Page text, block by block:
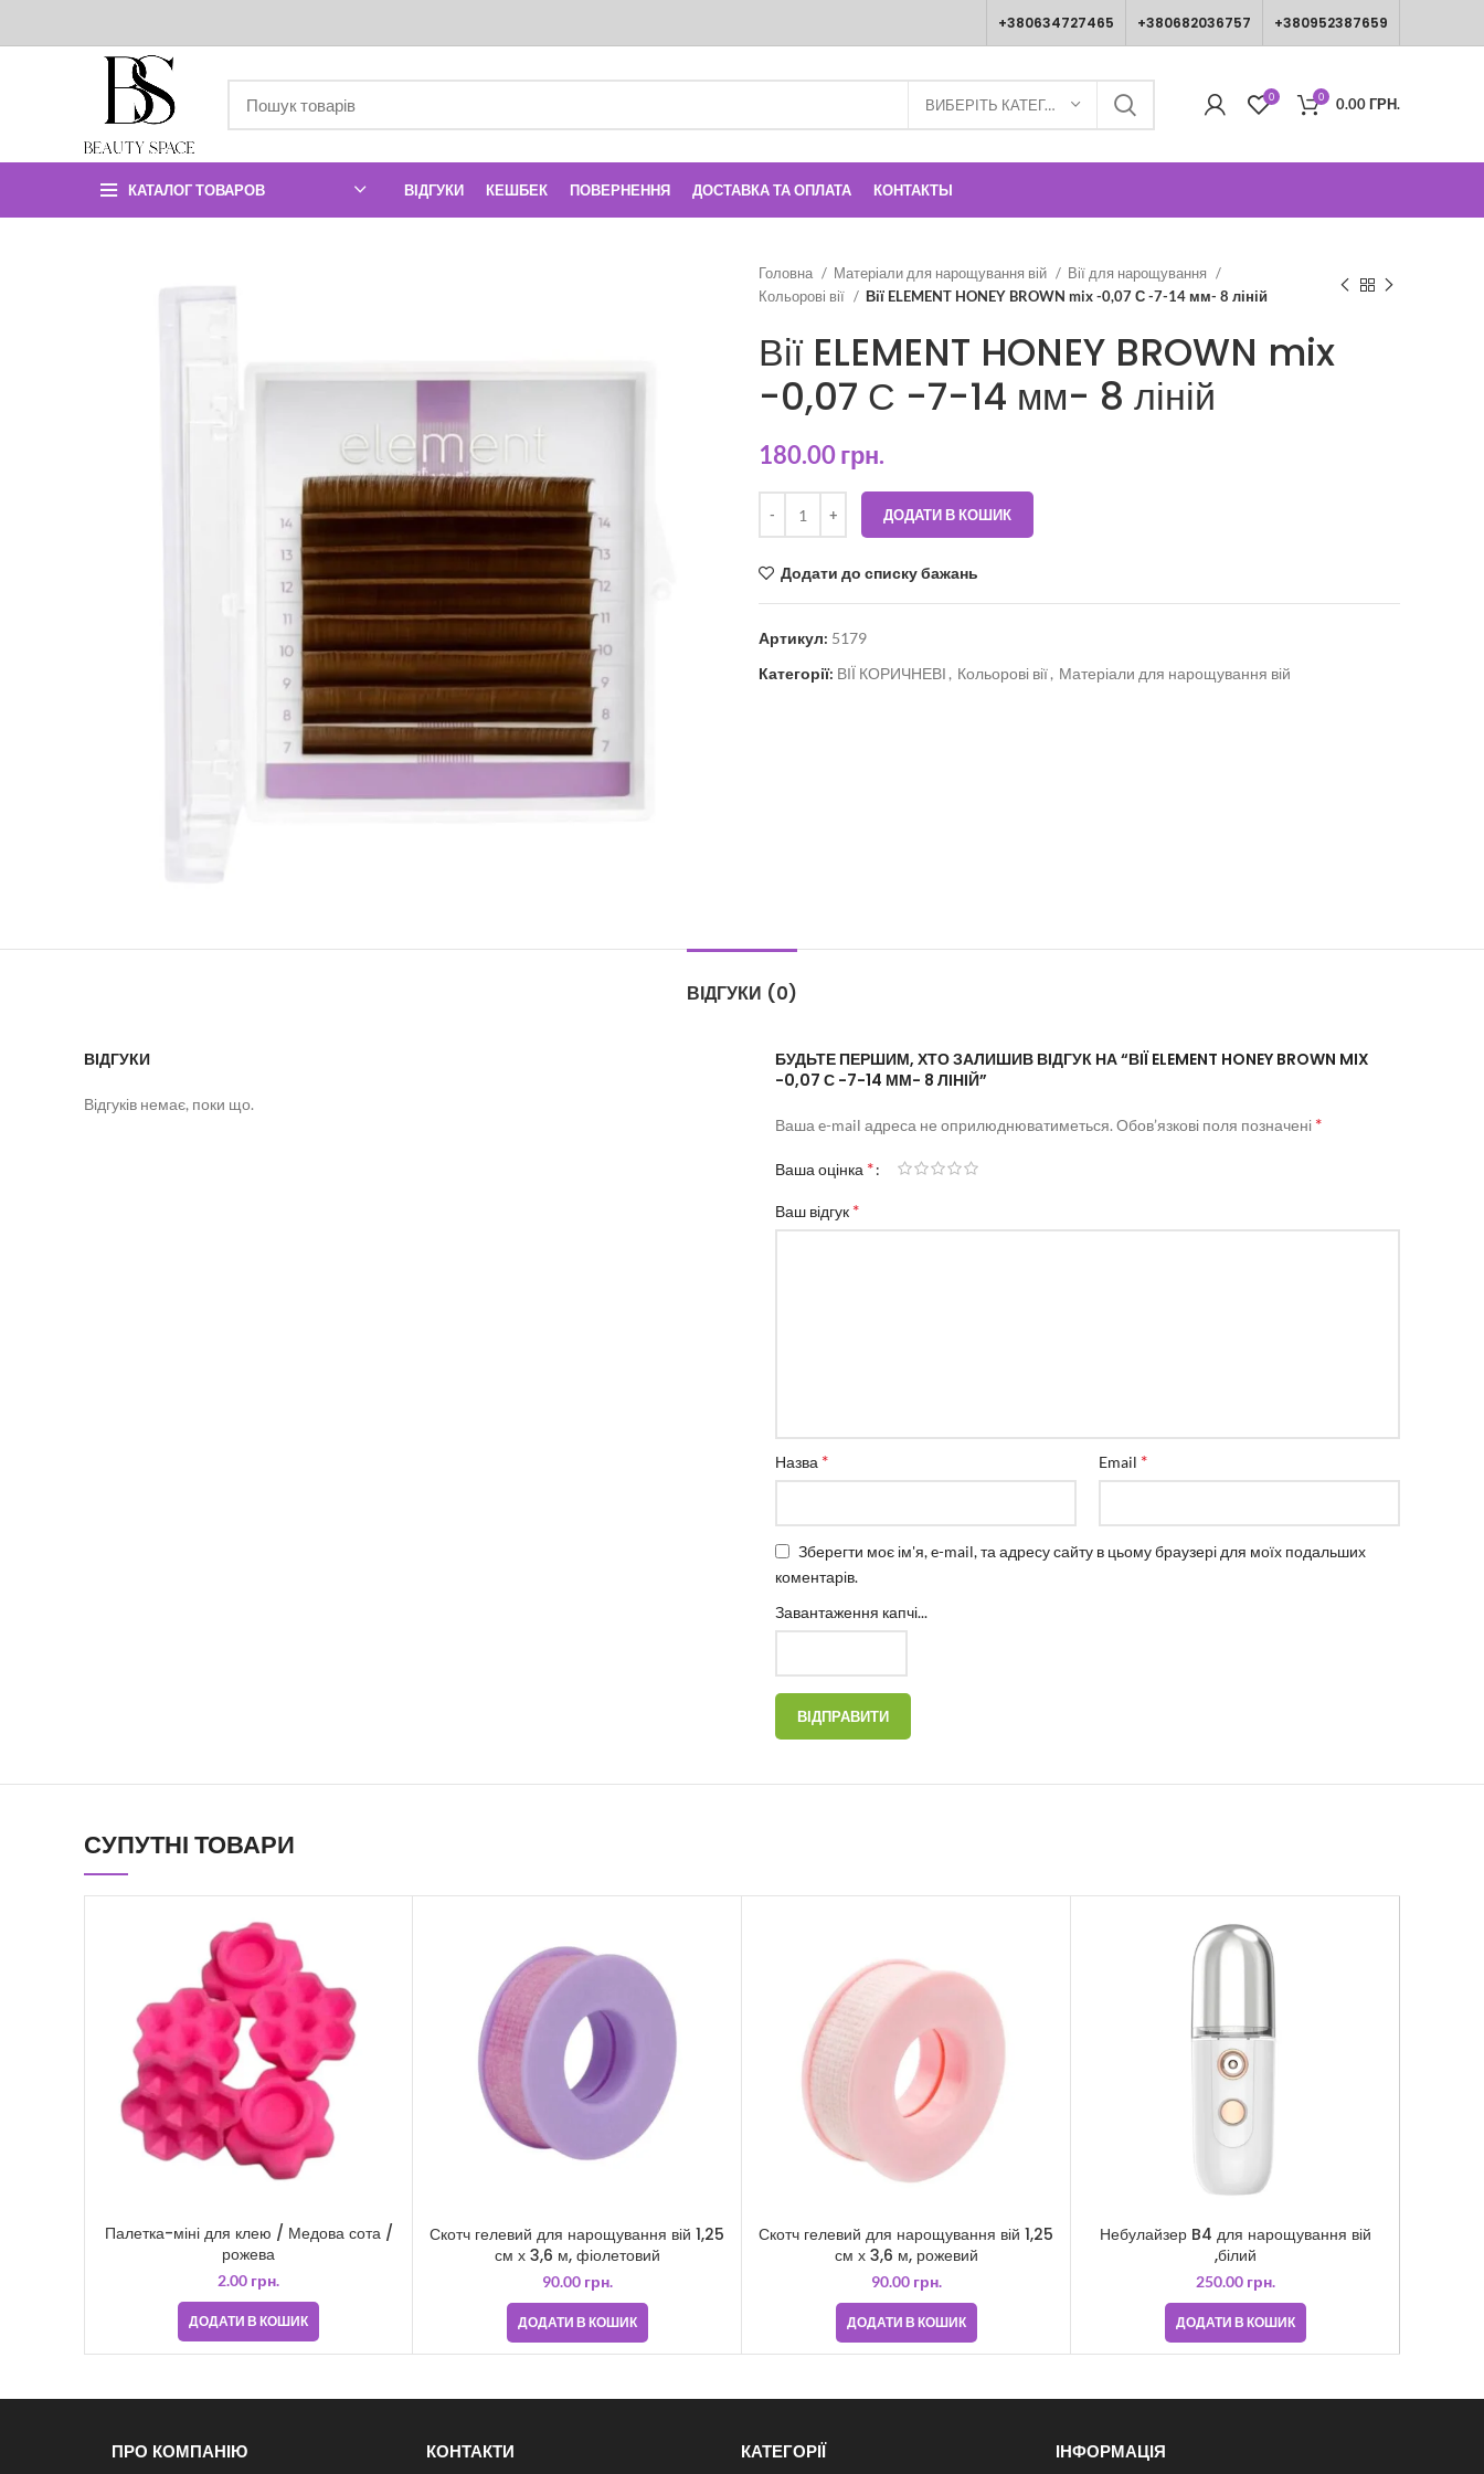
+380634727465 +380682036757 +380952387659
ВИБЕРІТЬ КАТЕГОРІЮ 0 0 0.00ГРН.
КАТАЛОГ ТОВАРОВ ВІДГУКИ КЕШБЕК ПОВЕРНЕННЯ ДОСТАВКА ТА ОПЛАТА КОНТАКТЫ
Головна Матеріали для нарощування вій
Вії для нарощування
Кольорові вії
Вії ELEMENT HONEY BROWN mix -0,07 С -7-14 мм- 8 ліній
Вії ELEMENT HONEY BROWN mix
-0,07 С -7-14 мм- 8 ліній
180.00грн.
ДОДАТИ В КОШИК
Додати до списку бажань
Артикул: 5179
Категорії: ВІЇ КОРИЧНЕВІ , Кольорові вії, Матеріали для нарощування вій
ВІДГУКИ (0)
ВІДГУКИ
Відгуків немає, поки що.
БУДЬТЕ ПЕРШИМ, ХТО ЗАЛИШИВ ВІДГУК НА “ВІЇ ELEMENT HONEY BROWN MIX
-0,07 С -7-14 ММ- 8 ЛІНІЙ”
Ваша e-mail адреса не оприлюднюватиметься. Обов’язкові поля позначені *
Ваша оцінка *
Ваш відгук *
Назва * Email *
Зберегти моє ім'я, e-mail, та адресу сайту в цьому браузері для моїх подальших
коментарів.
Завантаження капчі...
СУПУТНІ ТОВАРИ
Палетка-міні для клею / Медова сота /
рожева
2.00 грн.
ДОДАТИ В КОШИК
Скотч гелевий для нарощування вій 1,25
см х 3,6 м, фіолетовий
90.00 грн.
ДОДАТИ В КОШИК
Скотч гелевий для нарощування вій 1,25
см х 3,6 м, рожевий
90.00 грн.
ДОДАТИ В КОШИК
Небулайзер B4 для нарощування вій
,білий
250.00 грн.
ДОДАТИ В КОШИК
ПРО КОМПАНІЮ КОНТАКТИ КАТЕГОРІЇ ІНФОРМАЦІЯ